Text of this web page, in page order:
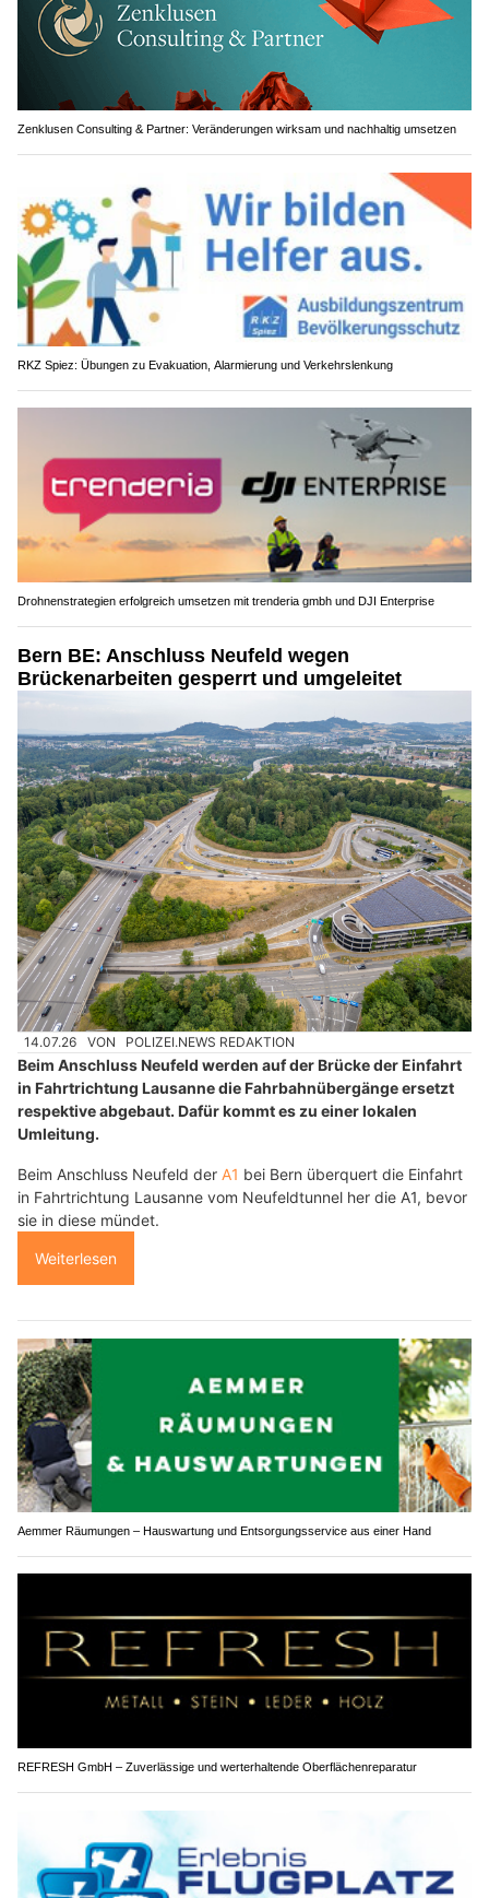
Zenklusen Consulting & Partner: Veränderungen wirksam und nachhaltig umsetzen
RKZ Spiez: Übungen zu Evakuation, Alarmierung und Verkehrslenkung
Drohnenstrategien erfolgreich umsetzen mit trenderia gmbh und DJI Enterprise
Bern BE: Anschluss Neufeld wegen
Brückenarbeiten gesperrt und umgeleitet
14.07.26 VON POLIZEI.NEWS REDAKTION
Beim Anschluss Neufeld werden auf der Brücke der Einfahrt
in Fahrtrichtung Lausanne die Fahrbahnübergänge ersetzt
respektive abgebaut. Dafür kommt es zu einer lokalen
Umleitung.
Beim Anschluss Neufeld der A1 bei Bern überquert die Einfahrt
in Fahrtrichtung Lausanne vom Neufeldtunnel her die A1, bevor
sie in diese mündet.
Weiterlesen
Aemmer Räumungen – Hauswartung und Entsorgungsservice aus einer Hand
REFRESH GmbH – Zuverlässige und werterhaltende Oberflächenreparatur